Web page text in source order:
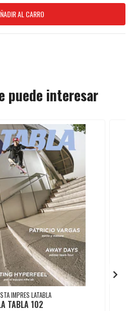
puede interesar
IMPRES LATABLA
TABLA 102